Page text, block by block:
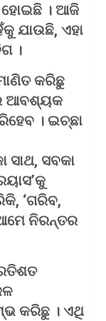
ହୋଇଛି । ଆଜି
ଯାଉଛି, ଏହା
।
କରିଛୁ
ଆବଶ୍ୟକ
। ଇଚ୍ଛା
ସାଥ, ସବକା
‘ଗରିବ,
ଆମେ ନିରନ୍ତର
କରିଛୁ । ଏଥି